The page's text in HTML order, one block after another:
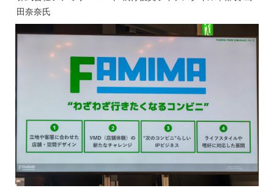
田奈奈氏